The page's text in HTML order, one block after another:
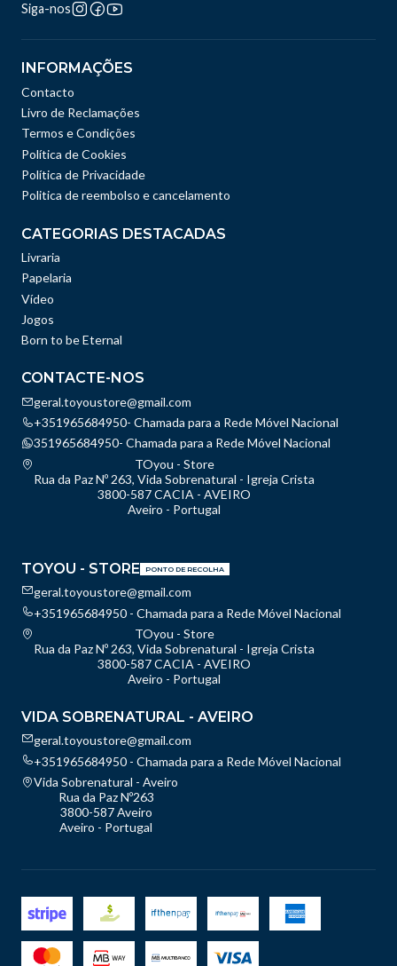
Siga-nos
INFORMAÇÕES
Contacto
Livro de Reclamações
Termos e Condições
Política de Cookies
Política de Privacidade
Politica de reembolso e cancelamento
CATEGORIAS DESTACADAS
Livraria
Papelaria
Vídeo
Jogos
Born to be Eternal
CONTACTE-NOS
geral.toyoustore@gmail.com
+351965684950- Chamada para a Rede Móvel Nacional
351965684950- Chamada para a Rede Móvel Nacional
TOyou - Store
Rua da Paz Nº 263, Vida Sobrenatural - Igreja Crista
3800-587 CACIA - AVEIRO
Aveiro - Portugal
TOYOU - STORE PONTO DE RECOLHA
geral.toyoustore@gmail.com
+351965684950 - Chamada para a Rede Móvel Nacional
TOyou - Store
Rua da Paz Nº 263, Vida Sobrenatural - Igreja Crista
3800-587 CACIA - AVEIRO
Aveiro - Portugal
VIDA SOBRENATURAL - AVEIRO
geral.toyoustore@gmail.com
+351965684950 - Chamada para a Rede Móvel Nacional
Vida Sobrenatural - Aveiro
Rua da Paz Nº263
3800-587 Aveiro
Aveiro - Portugal